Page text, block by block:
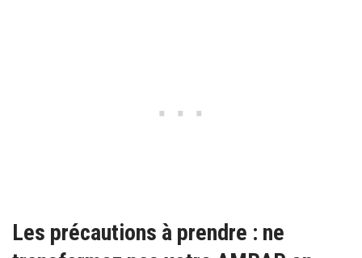
Les précautions à prendre : ne